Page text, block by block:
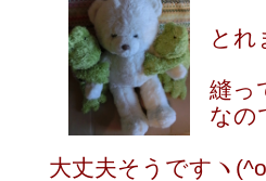
とれ
縫っ
なの
大丈夫そうですヽ